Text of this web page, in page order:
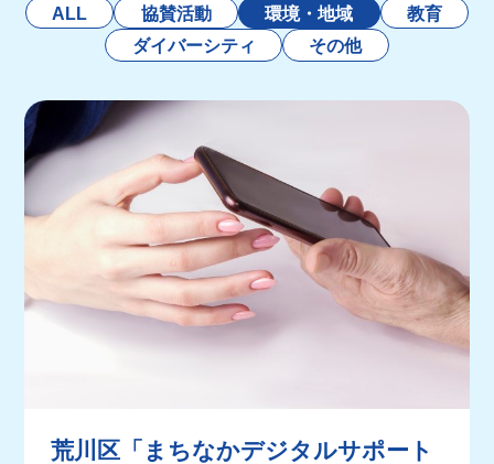
ALL 協賛活動 環境・地域
教育
ダイバーシティ
その他
荒川区「まちなかデジタルサポート